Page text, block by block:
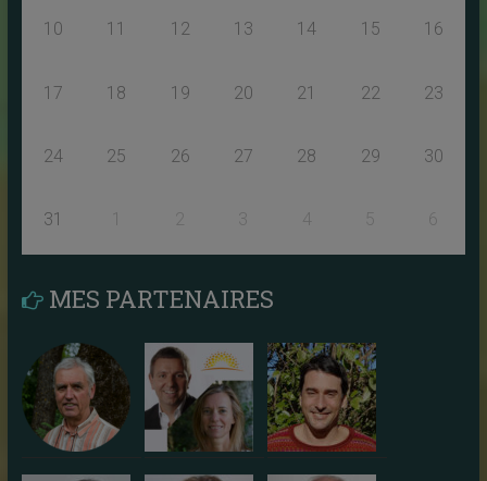
10 11 12 13 14 15 16
17 18 19 20 21 22 23
24 25 26 27 28 29 30
31 2 3 5 6
MES PARTENAIRES